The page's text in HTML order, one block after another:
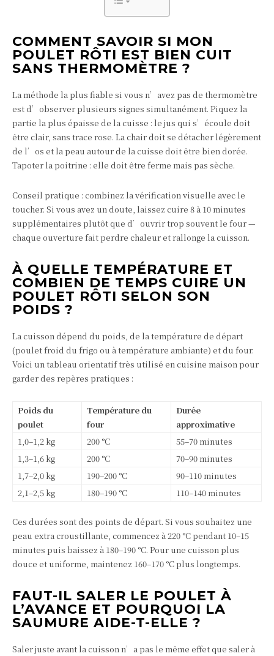
COMMENT SAVOIR SI MON
POULET RÔTI EST BIEN CUIT
SANS THERMOMÈTRE ?
La méthode la plus fiable si vous n’avez pas de thermomètre
est d’observer plusieurs signes simultanément. Piquez la
partie la plus épaisse de la cuisse : le jus qui s’écoule doit
être clair, sans trace rose. La chair doit se détacher légèrement
de l’os et la peau autour de la cuisse doit être bien dorée.
Tapoter la poitrine : elle doit être ferme mais pas sèche.
Conseil pratique : combinez la vérification visuelle avec le
toucher. Si vous avez un doute, laissez cuire 8 à 10 minutes
supplémentaires plutôt que d’ouvrir trop souvent le four —
chaque ouverture fait perdre chaleur et rallonge la cuisson.
À QUELLE TEMPÉRATURE ET
COMBIEN DE TEMPS CUIRE UN
POULET RÔTI SELON SON
POIDS ?
La cuisson dépend du poids, de la température de départ
(poulet froid du frigo ou à température ambiante) et du four.
Voici un tableau orientatif très utilisé en cuisine maison pour
garder des repères pratiques :
Poids du
poulet
Température du
four
Durée
approximative
1,0–1,2 kg
200 °C
55–70 minutes
1,3–1,6 kg
200 °C
70–90 minutes
1,7–2,0 kg
190–200 °C
90–110 minutes
2,1–2,5 kg
180–190 °C 110–140 minutes
Ces durées sont des points de départ. Si vous souhaitez une
peau extra croustillante, commencez à 220 °C pendant 10–15
minutes puis baissez à 180–190 °C. Pour une cuisson plus
douce et uniforme, maintenez 160–170 °C plus longtemps.
FAUT-IL SALER LE POULET À
L’AVANCE ET POURQUOI LA
SAUMURE AIDE-T-ELLE ?
Saler juste avant la cuisson n’a pas le même effet que saler à